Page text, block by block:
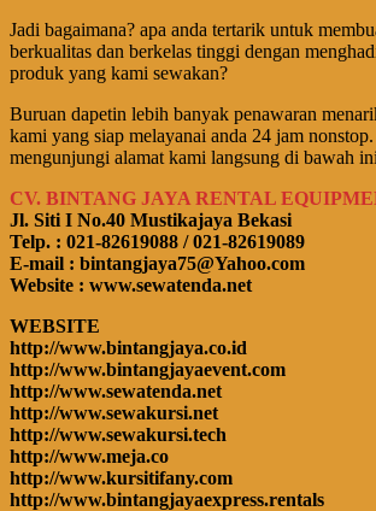
Jadi bagaimana? apa anda tertarik untuk
berkualitas dan berkelas tinggi dengan
produk yang kami sewakan?
Buruan dapetin lebih banyak penawaran
kami yang siap melayanai anda 24 jam
mengunjungi alamat kami langsung di bawah
CV. BINTANG JAYA RENTAL
Jl. Siti I No.40 Mustikajaya Bekasi
Telp. : 021-82619088 / 021-82619089
E-mail : bintangjaya75@Yahoo.com
Website : www.sewatenda.net
WEBSITE
http://www.bintangjaya.co.id
http://www.bintangjayaevent.com
http://www.sewatenda.net
http://www.sewakursi.net
http://www.sewakursi.tech
http://www.meja.co
http://www.kursitifany.com
http://www.bintangjayaexpress.rentals